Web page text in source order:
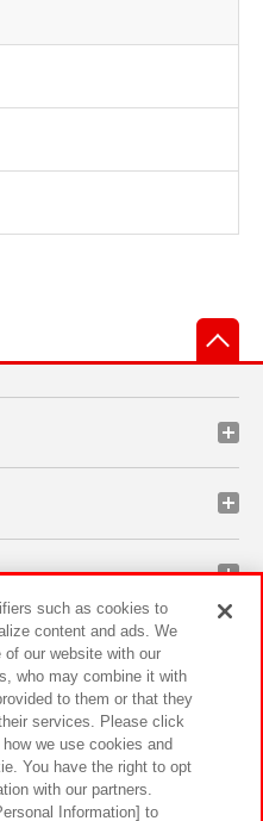
ティ サイトポリシー
クセシビリティ方針と検証結果
such as cookies to
content and ads. We
our website with our
who may combine it with
to them or that they
services. Please click
we use cookies and
You have the right to opt
with our partners.
Information] to